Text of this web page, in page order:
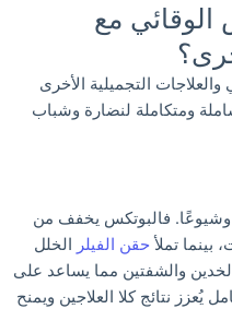
مع
التجميلية الأخرى
ومتكاملة لنضارة وشباب
وشيوعًا. فالبوتكس يخفف من
تملأ حقن الفيلر الخلل
والشفتين مما يساعد على
يُعزز نتائج كلا العلاجين ويمنح